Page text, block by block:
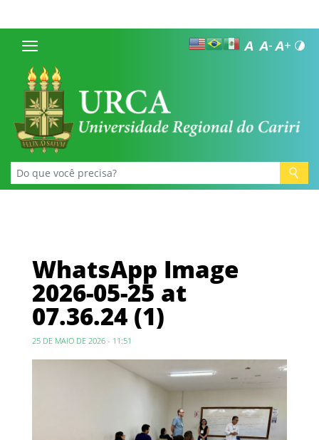
WhatsApp Image
2026-05-25 at
07.36.24 (1)
25 DE MAIO DE 2026 - 11:51